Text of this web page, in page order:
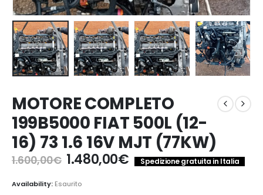
MOTORE COMPLETO
199B5000 FIAT 500L (12-
16) 73 1.6 16V MJT (77KW)
1.600,00€ Il
prezzo
originale
1.480,00€Il
prezzo
Spedizione gratuita in Italia
Availability: Esaurito